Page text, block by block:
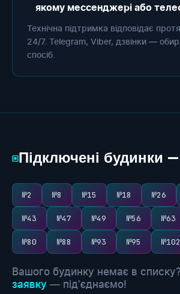
якому мессенджері або
Технічна підтримка відповідає
24/7. Telegram, Viber, дзвінки —
спосіб.
▣Підключені будинки
№2 №8 №15 №18 №26
№43 №47 №49 №56 №63
№80 №88 №93 №95 №102
Вашого будинку немає в списку?
заявку — під'єднаємо!